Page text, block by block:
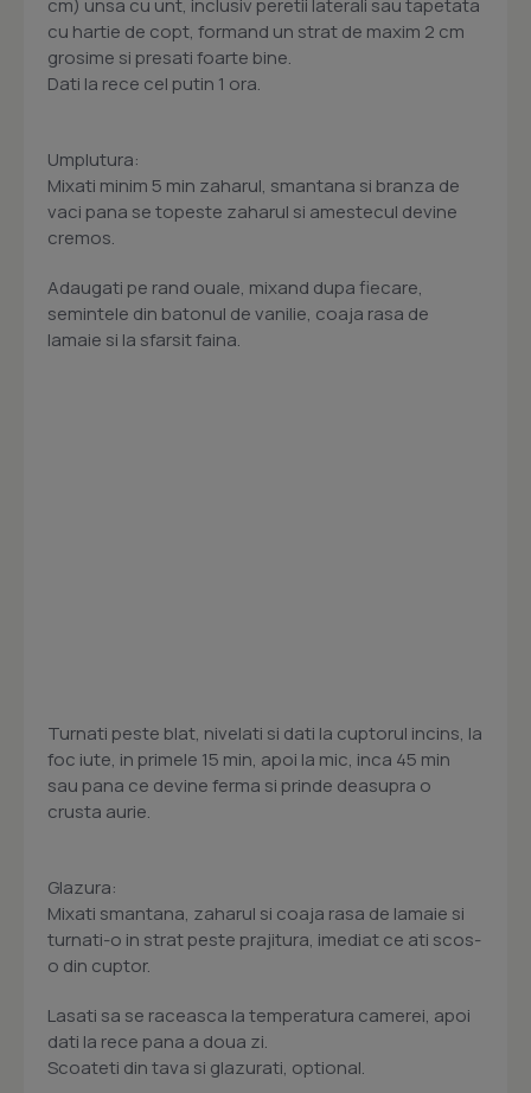
cm) unsa cu unt, inclusiv peretii laterali sau tapetata
cu hartie de copt, formand un strat de maxim 2 cm
grosime si presati foarte bine.
Dati la rece cel putin 1 ora.
Umplutura:
Mixati minim 5 min zaharul, smantana si branza de
vaci pana se topeste zaharul si amestecul devine
cremos.
Adaugati pe rand ouale, mixand dupa fiecare,
semintele din batonul de vanilie, coaja rasa de
lamaie si la sfarsit faina.
Turnati peste blat, nivelati si dati la cuptorul incins, la
foc iute, in primele 15 min, apoi la mic, inca 45 min
sau pana ce devine ferma si prinde deasupra o
crusta aurie.
Glazura:
Mixati smantana, zaharul si coaja rasa de lamaie si
turnati-o in strat peste prajitura, imediat ce ati scos-
o din cuptor.
Lasati sa se raceasca la temperatura camerei, apoi
dati la rece pana a doua zi.
Scoateti din tava si glazurati, optional.